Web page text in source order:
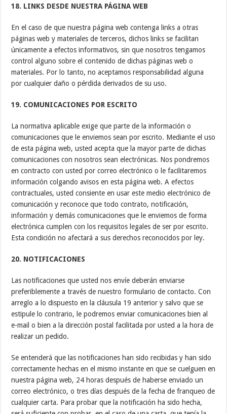
18. LINKS DESDE NUESTRA PÁGINA WEB
En el caso de que nuestra página web contenga links a otras
páginas web y materiales de terceros, dichos links se facilitan
únicamente a efectos informativos, sin que nosotros tengamos
control alguno sobre el contenido de dichas páginas web o
materiales. Por lo tanto, no aceptamos responsabilidad alguna
por cualquier daño o pérdida derivados de su uso.
19. COMUNICACIONES POR ESCRITO
La normativa aplicable exige que parte de la información o
comunicaciones que le enviemos sean por escrito. Mediante el uso
de esta página web, usted acepta que la mayor parte de dichas
comunicaciones con nosotros sean electrónicas. Nos pondremos
en contracto con usted por correo electrónico o le facilitaremos
información colgando avisos en esta página web. A efectos
contractuales, usted consiente en usar este medio electrónico de
comunicación y reconoce que todo contrato, notificación,
información y demás comunicaciones que le enviemos de forma
electrónica cumplen con los requisitos legales de ser por escrito.
Esta condición no afectará a sus derechos reconocidos por ley.
20. NOTIFICACIONES
Las notificaciones que usted nos envíe deberán enviarse
preferiblemente a través de nuestro formulario de contacto. Con
arreglo a lo dispuesto en la cláusula 19 anterior y salvo que se
estipule lo contrario, le podremos enviar comunicaciones bien al
e-mail o bien a la dirección postal facilitada por usted a la hora de
realizar un pedido.
Se entenderá que las notificaciones han sido recibidas y han sido
correctamente hechas en el mismo instante en que se cuelguen en
nuestra página web, 24 horas después de haberse enviado un
correo electrónico, o tres días después de la fecha de franqueo de
cualquier carta. Para probar que la notificación ha sido hecha,